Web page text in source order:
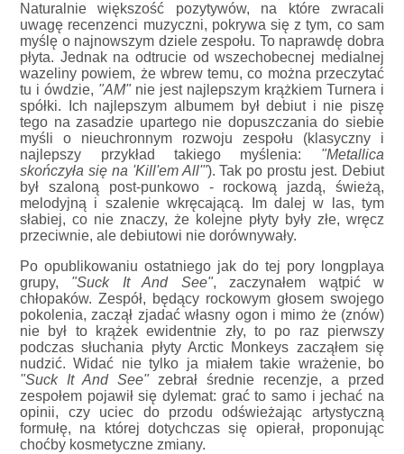
Naturalnie większość pozytywów, na które zwracali
uwagę recenzenci muzyczni, pokrywa się z tym, co sam
myślę o najnowszym dziele zespołu. To naprawdę dobra
płyta. Jednak na odtrucie od wszechobecnej medialnej
wazeliny powiem, że wbrew temu, co można przeczytać
tu i ówdzie, "AM"nie jest najlepszym krążkiem Turnera i
spółki. Ich najlepszym albumem był debiut i nie piszę
tego na zasadzie upartego nie dopuszczania do siebie
myśli o nieuchronnym rozwoju zespołu (klasyczny i
najlepszy przykład takiego myślenia: "Metallica
skończyła się na 'Kill'em All'"). Tak po prostu jest. Debiut
był szaloną post-punkowo - rockową jazdą, świeżą,
melodyjną i szalenie wkręcającą. Im dalej w las, tym
słabiej, co nie znaczy, że kolejne płyty były złe, wręcz
przeciwnie, ale debiutowi nie dorównywały.
Po opublikowaniu ostatniego jak do tej pory longplaya
grupy, "Suck It And See", zaczynałem wątpić w
chłopaków. Zespół, będący rockowym głosem swojego
pokolenia, zaczął zjadać własny ogon i mimo że (znów)
nie był to krążek ewidentnie zły, to po raz pierwszy
podczas słuchania płyty Arctic Monkeys zacząłem się
nudzić. Widać nie tylko ja miałem takie wrażenie, bo
"Suck It And See"zebrał średnie recenzje, a przed
zespołem pojawił się dylemat: grać to samo i jechać na
opinii, czy uciec do przodu odświeżając artystyczną
formułę, na której dotychczas się opierał, proponując
choćby kosmetyczne zmiany.